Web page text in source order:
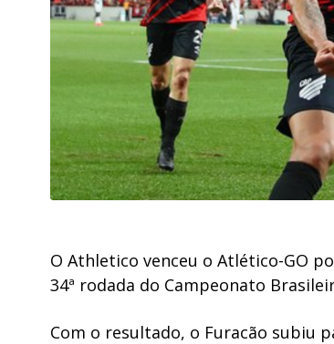
O Athletico venceu o Atlético-GO
34ª rodada do Campeonato
Com o resultado, o Furacão subiu